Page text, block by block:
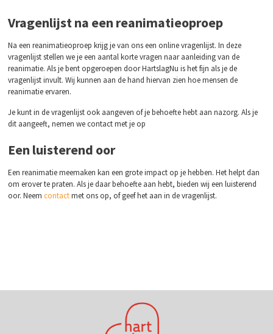
Vragenlijst na een reanimatieoproep
Na een reanimatieoproep krijg je van ons een online vragenlijst. In deze
vragenlijst stellen we je een aantal korte vragen naar aanleiding van de
reanimatie. Als je bent opgeroepen door HartslagNu is het fijn als je de
vragenlijst invult. Wij kunnen aan de hand hiervan zien hoe mensen de
reanimatie ervaren.
Je kunt in de vragenlijst ook aangeven of je behoefte hebt aan nazorg. Als je
dit aangeeft, nemen we contact met je op
Een luisterend oor
Een reanimatie meemaken kan een grote impact op je hebben. Het helpt dan
om erover te praten. Als je daar behoefte aan hebt, bieden wij een luisterend
oor. Neemcontactmet ons op, of geef het aan in de vragenlijst.